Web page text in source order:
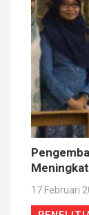
17 Februari